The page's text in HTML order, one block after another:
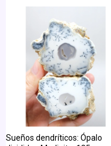
Sueños dendríticos: Ópalo